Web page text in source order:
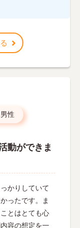
男性
動ができま
かりしていて
ったです。ま
とはとても心
容の想定を一